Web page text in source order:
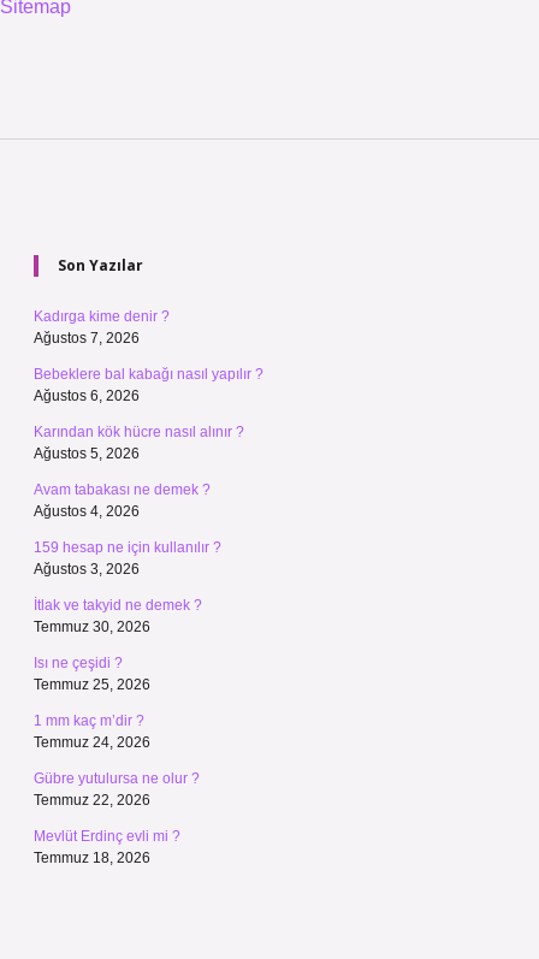
Sitemap
Son Yazılar
Kadırga kime denir ?
Ağustos 7, 2026
Bebeklere bal kabağı nasıl yapılır ?
Ağustos 6, 2026
Karından kök hücre nasıl alınır ?
Ağustos 5, 2026
Avam tabakası ne demek ?
Ağustos 4, 2026
159 hesap ne için kullanılır ?
Ağustos 3, 2026
İtlak ve takyid ne demek ?
Temmuz 30, 2026
Isı ne çeşidi ?
Temmuz 25, 2026
1 mm kaç m’dir ?
Temmuz 24, 2026
Gübre yutulursa ne olur ?
Temmuz 22, 2026
Mevlüt Erdinç evli mi ?
Temmuz 18, 2026